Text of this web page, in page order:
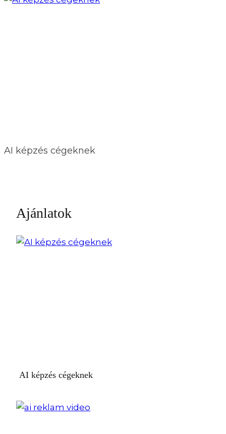
AI képzés cégeknek
Ajánlatok
AI képzés cégeknek